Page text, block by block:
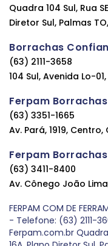
Quadra 104 Sul, Rua
Diretor Sul, Palmas
Borrachas
(63) 2111-3658
104 Sul, Avenida Lo-
Ferpam
(63) 3351-1665
Av. Pará, 1919,
Ferpam
(63) 3411-8400
Av. Cônego João
FERPAM COM DE
- Telefone: (63) 2111-
Ferpam.com.br Quadra